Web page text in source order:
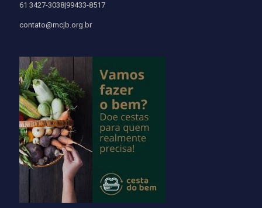
61 3427-3038|99433-8517
contato@mcjb.org.br